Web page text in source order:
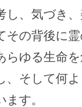
し、気づき
その背後に
らゆる生命
、そして何
す。